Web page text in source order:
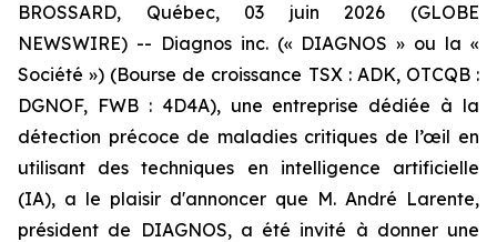
BROSSARD, Québec, 03 juin 2026 (GLOBE
NEWSWIRE) -- Diagnos inc. (« DIAGNOS » ou la «
Société ») (Bourse de croissance TSX : ADK, OTCQB :
DGNOF, FWB : 4D4A), une entreprise dédiée à la
détection précoce de maladies critiques de l’œil en
utilisant des techniques en intelligence artificielle
(IA), a le plaisir d'annoncer que M. André Larente,
président de DIAGNOS, a été invité à donner une